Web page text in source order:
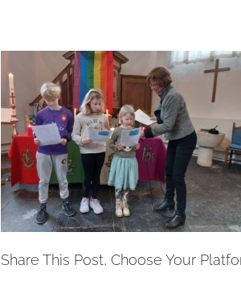
Share This Post, Choose Your